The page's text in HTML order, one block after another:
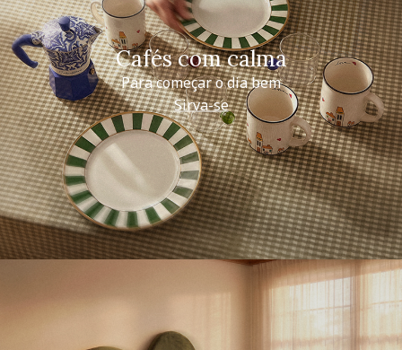
Cafés com calma
Para começar o dia bem
Sirva-se